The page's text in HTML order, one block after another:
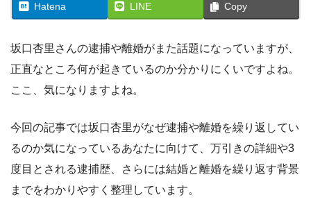
Hatena LINE Copy
坂口杏里さんの逮捕や離婚がまた話題になっていますが、
正直なところ何が起きているのか分かりにくいですよね。
ここ、気になりますよね。
今回の記事では坂口杏里がなぜ逮捕や離婚を繰り返してい
るのか気になっているあなたに向けて、万引きの詳細や3
度目とされる逮捕歴、さらには結婚と離婚を繰り返す背景
までをわかりやすく整理しています。